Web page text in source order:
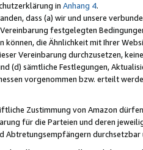
in Anhang 4.
dass (a) wir und unsere
festgelegten
die Ähnlichkeit mit Ihrer
Vereinbarung durchzusetzen,
(d) sämtliche Festlegungen,
vorgenommen bzw. erteilt
Zustimmung von Amazon
für die Parteien und deren
Abtretungsempfängern durchsetzbar